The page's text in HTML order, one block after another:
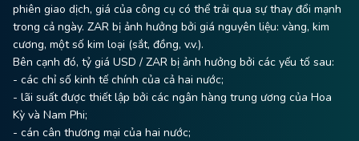
phiên giao dịch, giá của công cụ có thể trải qua sự thay đổi mạnh
trong cả ngày. ZAR bị ảnh hưởng bởi giá nguyên liệu: vàng, kim
cương, một số kim loại (sắt, đồng, v.v.).
Bên cạnh đó, tỷ giá USD / ZAR bị ảnh hưởng bởi các yếu tố sau:
- các chỉ số kinh tế chính của cả hai nước;
- lãi suất được thiết lập bởi các ngân hàng trung ương của Hoa
Kỳ và Nam Phi;
- cán cân thương mại của hai nước;